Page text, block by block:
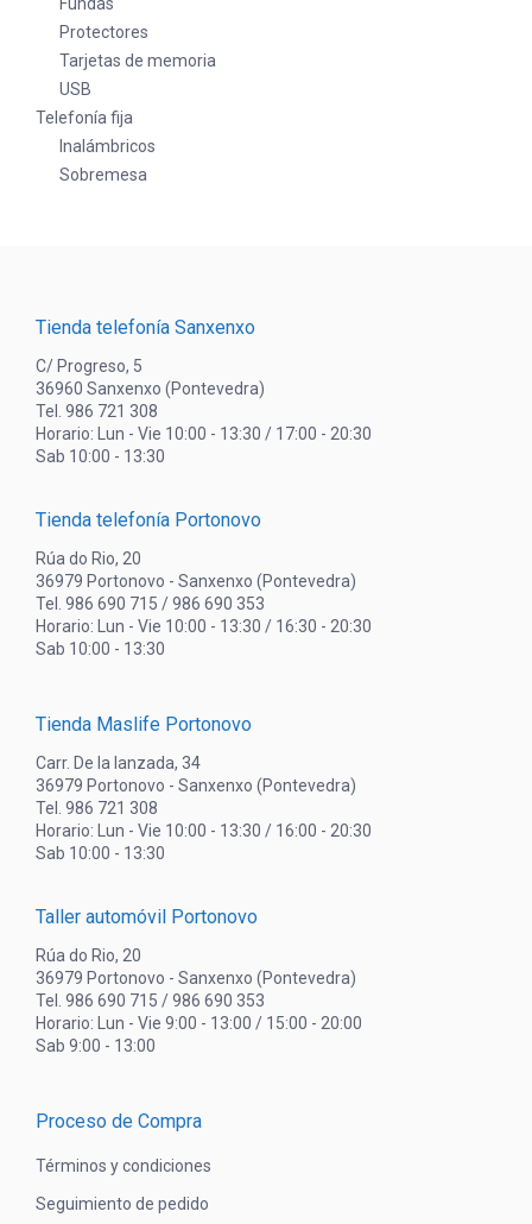
Protectores
Tarjetas de memoria
USB
Telefonía fija
Inalámbricos
Sobremesa
Tienda telefonía Sanxenxo
C/ Progreso, 5
36960 Sanxenxo (Pontevedra)
Tel. 986 721 308
Horario: Lun - Vie 10:00 - 13:30 / 17:00 - 20:30
Sab 10:00 - 13:30
Tienda telefonía Portonovo
Rúa do Rio, 20
36979 Portonovo - Sanxenxo (Pontevedra)
Tel. 986 690 715 / 986 690 353
Horario: Lun - Vie 10:00 - 13:30 / 16:30 - 20:30
Sab 10:00 - 13:30
Tienda Maslife Portonovo
Carr. De la lanzada, 34
36979 Portonovo - Sanxenxo (Pontevedra)
Tel. 986 721 308
Horario: Lun - Vie 10:00 - 13:30 / 16:00 - 20:30
Sab 10:00 - 13:30
Taller automóvil Portonovo
Rúa do Rio, 20
36979 Portonovo - Sanxenxo (Pontevedra)
Tel. 986 690 715 / 986 690 353
Horario: Lun - Vie 9:00 - 13:00 / 15:00 - 20:00
Sab 9:00 - 13:00
Proceso de Compra
Términos y condiciones
Seguimiento de pedido